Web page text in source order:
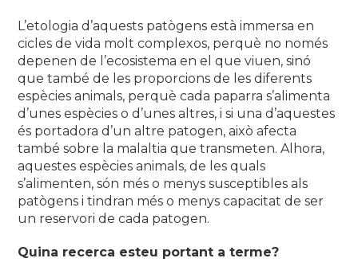
L’etologia d’aquests patògens està immersa en
cicles de vida molt complexos, perquè no només
depenen de l’ecosistema en el que viuen, sinó
que també de les proporcions de les diferents
espècies animals, perquè cada paparra s’alimenta
d’unes espècies o d’unes altres, i si una d’aquestes
és portadora d’un altre patogen, això afecta
també sobre la malaltia que transmeten. Alhora,
aquestes espècies animals, de les quals
s’alimenten, són més o menys susceptibles als
patògens i tindran més o menys capacitat de ser
un reservori de cada patogen.
Quina recerca esteu portant a terme?